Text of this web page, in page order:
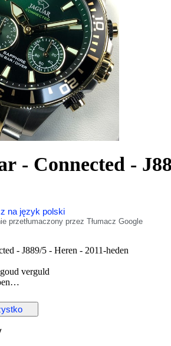
- Connected -
na język polski
przetłumaczony przez Tłumacz Google
- J889/5 - Heren - 2011-heden
verguld
zonder kroon